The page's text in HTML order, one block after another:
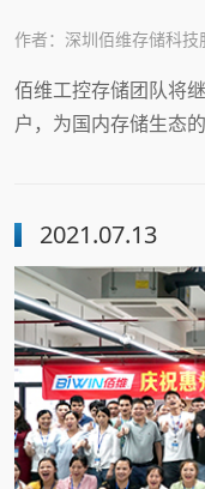
作者：深圳佰维存储科技
佰维工控存储团队将
户，为国内存储生态
2021.07.13